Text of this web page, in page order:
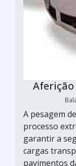
A pesagem
processo
garantir a
cargas
pavimentos